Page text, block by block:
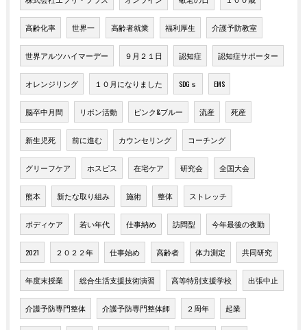
高齢化率 世界一 高齢者就業 福利厚生 介護予防教室
世界アルツハイマーデー ９月２１日 認知症 認知症サポーター
オレンジリング １０月になりました SDGｓ EMS
脳卒中月間 リボン活動 ピンク&ブルー 流産 死産
新生児死 前に進む カウンセリング コーチング
グリーフケア ホスピス 在宅ケア 研究会 全国大会
熊本 新たな取り組み 施術 整体 ストレッチ
ボディケア 若い年代 仕事納め 訪問型 今年最後の夜勤
2021 ２０２２年 仕事始め 高齢者 体力測定 共同研究
年度末授業 総合生活支援技術演習 高等特別支援学校 出張中止
介護予防専門整体 介護予防専門整体師 ２周年 起業